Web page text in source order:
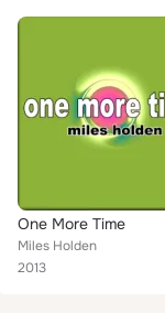
One More Time
Miles Holden
2013